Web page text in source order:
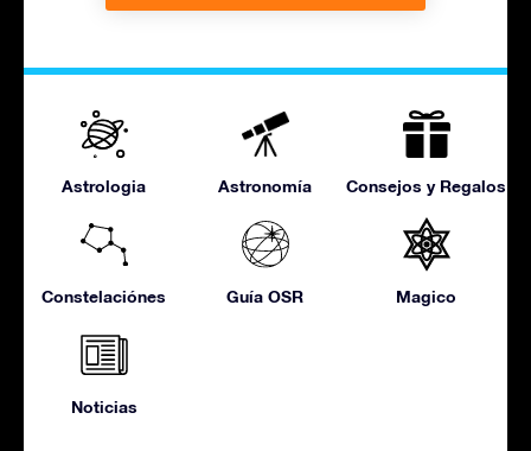
Astrologia Astronomía Consejos y Regalos
Constelaciónes Guía OSR Magico
Noticias